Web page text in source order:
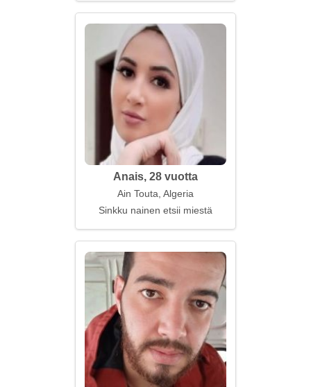
Anais, 28 vuotta
Ain Touta, Algeria
Sinkku nainen etsii miestä